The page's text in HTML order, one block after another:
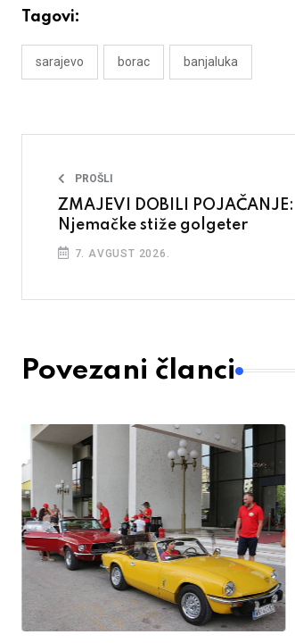
Tagovi:
sarajevo borac banjaluka
PROŠLI
ZMAJEVI DOBILI
Njemačke stiže golgeter
7. AVGUST 2026.
Povezani članci